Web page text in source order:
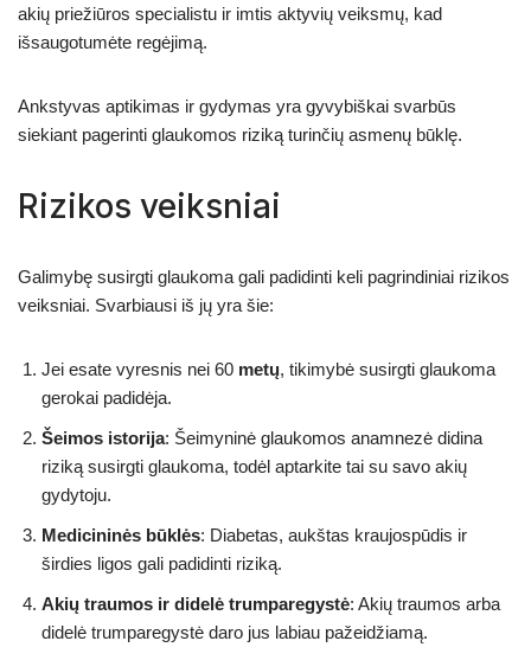
akių priežiūros specialistu ir imtis aktyvių veiksmų, kad
išsaugotumėte regėjimą.
Ankstyvas aptikimas ir gydymas yra gyvybiškai svarbūs
siekiant pagerinti glaukomos riziką turinčių asmenų būklę.
Rizikos veiksniai
Galimybę susirgti glaukoma gali padidinti keli pagrindiniai rizikos
veiksniai. Svarbiausi iš jų yra šie:
Jei esate vyresnis nei 60 metų, tikimybė susirgti glaukoma
gerokai padidėja.
Šeimos istorija: Šeimyninė glaukomos anamnezė didina
riziką susirgti glaukoma, todėl aptarkite tai su savo akių
gydytoju.
Medicininės būklės: Diabetas, aukštas kraujospūdis ir
širdies ligos gali padidinti riziką.
Akių traumos ir didelė trumparegystė: Akių traumos arba
didelė trumparegystė daro jus labiau pažeidžiamą.